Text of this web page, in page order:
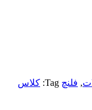
, فلنچ Tag: کلاس